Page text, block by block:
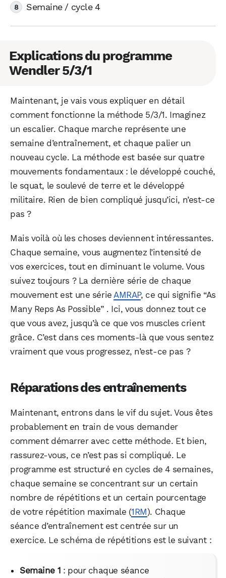
Semaine / cycle 4
Explications du programme
Wendler 5/3/1
Maintenant, je vais vous expliquer en détail
comment fonctionne la méthode 5/3/1. Imaginez
un escalier. Chaque marche représente une
semaine d’entraînement, et chaque palier un
nouveau cycle. La méthode est basée sur quatre
mouvements fondamentaux : le développé couché,
le squat, le soulevé de terre et le développé
militaire. Rien de bien compliqué jusqu’ici, n’est-ce
pas ?
Mais voilà où les choses deviennent intéressantes.
Chaque semaine, vous augmentez l’intensité de
vos exercices, tout en diminuant le volume. Vous
suivez toujours ? La dernière série de chaque
mouvement est une série AMRAP, ce qui signifie “As
Many Reps As Possible” . Ici, vous donnez tout ce
que vous avez, jusqu’à ce que vos muscles crient
grâce. C’est dans ces moments-là que vous sentez
vraiment que vous progressez, n’est-ce pas ?
Réparations des entraînements
Maintenant, entrons dans le vif du sujet. Vous êtes
probablement en train de vous demander
comment démarrer avec cette méthode. Et bien,
rassurez-vous, ce n’est pas si compliqué. Le
programme est structuré en cycles de 4 semaines,
chaque semaine se concentrant sur un certain
nombre de répétitions et un certain pourcentage
de votre répétition maximale (1RM). Chaque
séance d’entraînement est centrée sur un
exercice. Le schéma de répétitions est le suivant :
Semaine 1 : pour chaque séance